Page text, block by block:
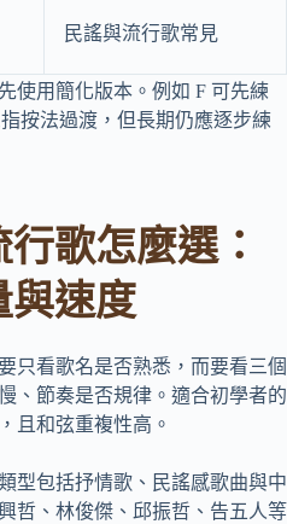
民謠與流行歌常見
使用簡化版本。例如 F 可先練
按法過渡，但長期仍應逐步練
歌怎麼選：
與速度
只看歌名是否熟悉，而要看三個
、節奏是否規律。適合初學者的
且和弦重複性高。
型包括抒情歌、民謠感歌曲與中
哲、林俊傑、邱振哲、告五人等